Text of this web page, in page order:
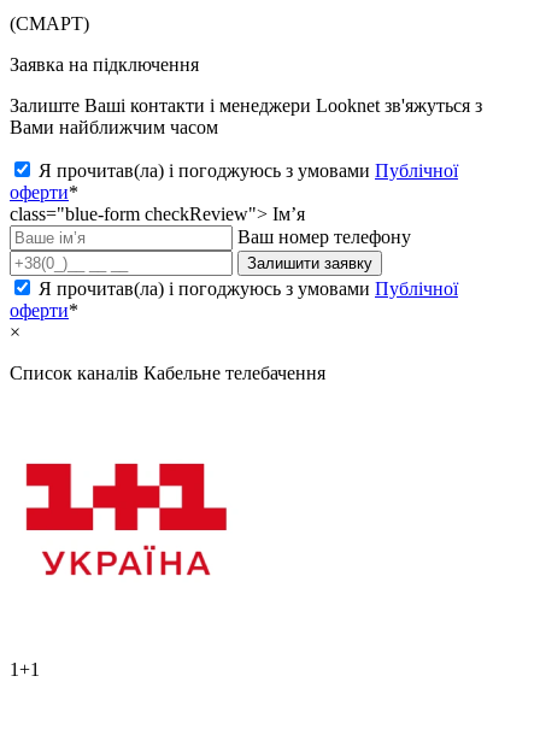
(СМАРТ)
Заявка на підключення
Залиште Ваші контакти і менеджери Looknet зв'яжуться з
Вами найближчим часом
Я прочитав(ла) і погоджуюсь з умовами Публічної
оферти*
class="blue-form checkReview"> Ім’я
Ваш номер телефону
Залишити заявку
Я прочитав(ла) і погоджуюсь з умовами Публічної
оферти*
×
Список каналів Кабельне телебачення
1+1